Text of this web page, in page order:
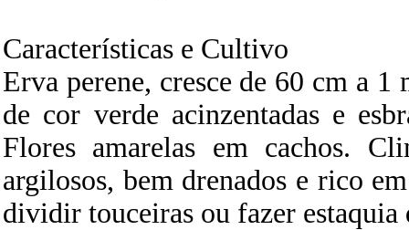
Características e Cultivo
Erva perene, cresce de 60 cm a 1
de cor verde acinzentadas e
Flores amarelas em cachos.
argilosos, bem drenados e rico
dividir touceiras ou fazer estaquia